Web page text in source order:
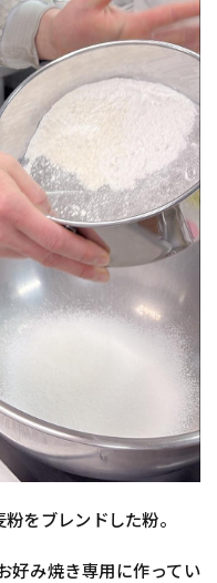
をブレンドした粉。
好み焼き専用に作ってい